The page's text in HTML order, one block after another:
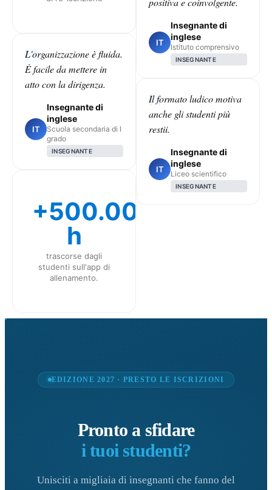
L'organizzazione è fluida.
È facile da mettere in
atto con la dirigenza.
IT
Insegnante di
inglese
Scuola secondaria di I
grado
INSEGNANTE
+500.000
h
trascorse dagli
studenti sull'app di
allenamento.
IT
Insegnante di
inglese
Istituto comprensivo
INSEGNANTE
Il formato ludico motiva
anche gli studenti più
restii.
IT
Insegnante di
inglese
Liceo scientifico
INSEGNANTE
EDIZIONE 2027 · PRESTO LE ISCRIZIONI
Pronto a sfidare
i tuoi studenti?
Unisciti a migliaia di insegnanti che fanno del